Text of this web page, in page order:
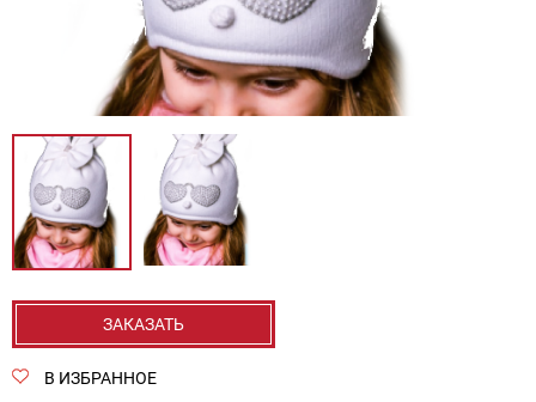
ЗАКАЗАТЬ
В ИЗБРАННОЕ